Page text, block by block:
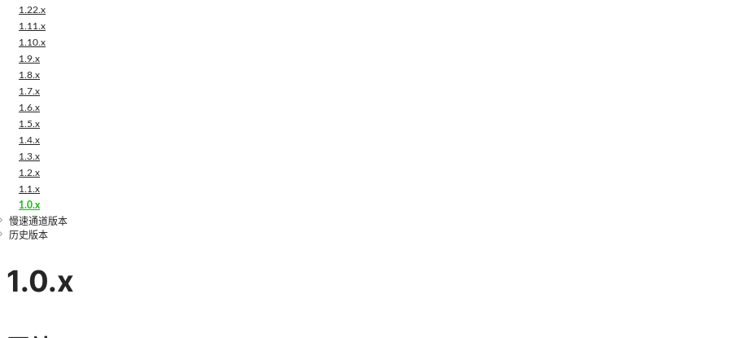
1.22.x
1.11.x
1.10.x
1.9.x
1.8.x
1.7.x
1.6.x
1.5.x
1.4.x
1.3.x
1.2.x
1.1.x
1.0.x
慢速通道版本
历史版本
1.0.x